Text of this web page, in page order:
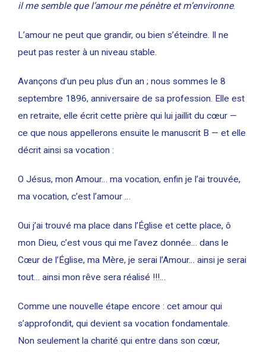
il me semble que l’amour me pénètre et m’environne.
L’amour ne peut que grandir, ou bien s’éteindre. Il ne
peut pas rester à un niveau stable.
Avançons d’un peu plus d’un an ; nous sommes le 8
septembre 1896, anniversaire de sa profession. Elle est
en retraite, elle écrit cette prière qui lui jaillit du cœur —
ce que nous appellerons ensuite le manuscrit B — et elle
décrit ainsi sa vocation :
O Jésus, mon Amour… ma vocation, enfin je l’ai trouvée,
ma vocation, c’est l’amour …
Oui j’ai trouvé ma place dans l’Église et cette place, ô
mon Dieu, c’est vous qui me l’avez donnée… dans le
Cœur de l’Église, ma Mère, je serai l’Amour… ainsi je serai
tout… ainsi mon rêve sera réalisé !!!…
Comme une nouvelle étape encore : cet amour qui
s’approfondit, qui devient sa vocation fondamentale.
Non seulement la charité qui entre dans son cœur,